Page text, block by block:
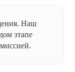
Наш
этапе